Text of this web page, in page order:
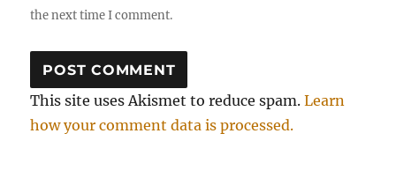
the next time I comment.
This site uses Akismet to reduce spam.Learn
how your comment data is processed.